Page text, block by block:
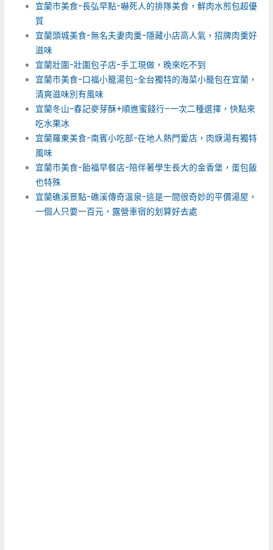
宜蘭市美食-長弘早點-嚇死人的排隊美食，鮮肉水煎包超優
質
宜蘭頭城美食-無名夫妻肉羹-隱藏小店高人氣，招牌肉羹好
滋味
宜蘭壯圍-壯圍包子店-手工現做，晚來吃不到
宜蘭市美食-口福小籠湯包-全台獨特的海菜小籠包在宜蘭，
清爽滋味別有風味
宜蘭冬山-春記麥芽酥+順進蜜餞行–一次二種選擇，快點來
吃水果冰
宜蘭羅東美食-南賓小吃部-在地人熱門愛店，肉焿湯有獨特
風味
宜蘭市美食-飴福早餐店-陪伴著學生長大的金香堡，蛋包飯
也特殊
宜蘭礁溪景點-礁溪傳奇溫泉-這是一間很奇妙的平價湯屋，
一個人只要一百元，露營車宿的划算好去處